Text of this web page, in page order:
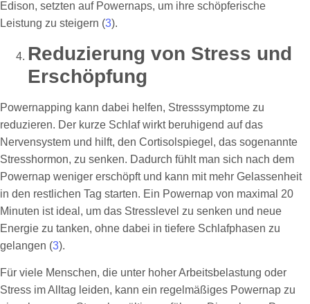
Edison, setzten auf Powernaps, um ihre schöpferische
Leistung zu steigern (3).
Reduzierung von Stress und
Erschöpfung
Powernapping kann dabei helfen, Stresssymptome zu
reduzieren. Der kurze Schlaf wirkt beruhigend auf das
Nervensystem und hilft, den Cortisolspiegel, das sogenannte
Stresshormon, zu senken. Dadurch fühlt man sich nach dem
Powernap weniger erschöpft und kann mit mehr Gelassenheit
in den restlichen Tag starten. Ein Powernap von maximal 20
Minuten ist ideal, um das Stresslevel zu senken und neue
Energie zu tanken, ohne dabei in tiefere Schlafphasen zu
gelangen (3).
Für viele Menschen, die unter hoher Arbeitsbelastung oder
Stress im Alltag leiden, kann ein regelmäßiges Powernap zu